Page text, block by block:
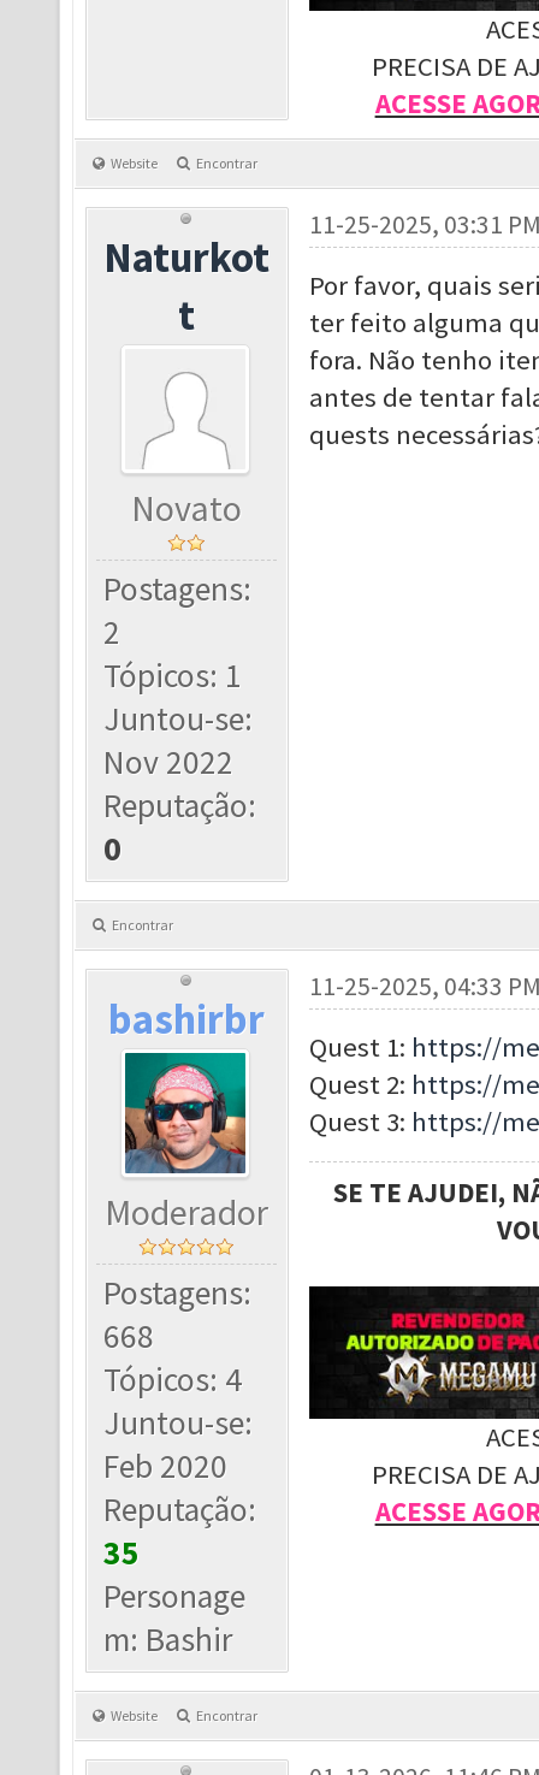
PRECISA DE
ACESSE
Website Encontrar
Naturkot
t
Novato
Postagens:
2
Tópicos: 1
Juntou-se:
Nov 2022
Reputação:
0
11-25-2025, 03:31
Por favor, quais
ter feito alguma
fora. Não tenho
antes de tentar
quests
Encontrar
bashirbr
Moderador
Postagens:
668
Tópicos: 4
Juntou-se:
Feb 2020
Reputação:
35
Personage
m: Bashir
11-25-2025, 04:33
Quest 1: https://
Quest 2: https://
Quest 3: https://
SE TE AJUDEI,
PRECISA DE
ACESSE
Website Encontrar